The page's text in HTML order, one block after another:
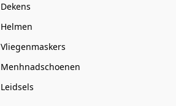
Dekens
Helmen
Vliegenmaskers
Menhnadschoenen
Leidsels